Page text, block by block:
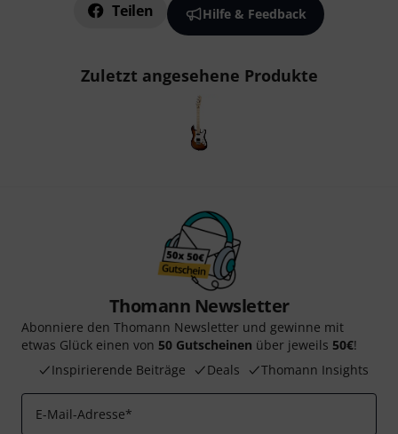
Teilen Hilfe & Feedback
Zuletzt angesehene Produkte
Thomann Newsletter
Abonniere den Thomann Newsletter und gewinne mit
etwas Glück einen von 50 Gutscheinen über jeweils 50€!
Inspirierende Beiträge
Deals Thomann Insights
E-Mail-Adresse*